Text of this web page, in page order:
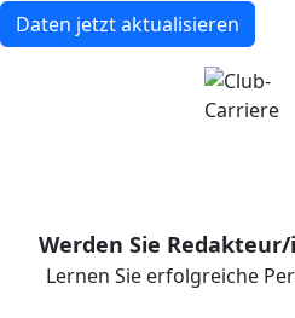
Daten jetzt aktualisieren
Werden Sie
Lernen Sie erfolgreiche